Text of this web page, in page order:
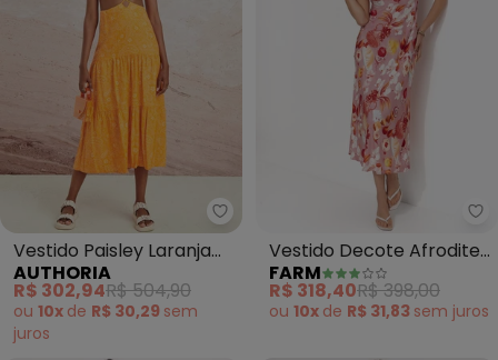
Authoria - Vestido Paisley
Vestido Paisley Laranja
(Laranja)
AUTHORIA
R$ 302,94R$ 504,90
ou 10x de R$ 30,29 sem
juros
Vestido Decote Afrodite
Rosa Jambo (Rosa)
FARM
R$ 318,40R$ 398,00
ou 10x de R$ 31,83 sem juros